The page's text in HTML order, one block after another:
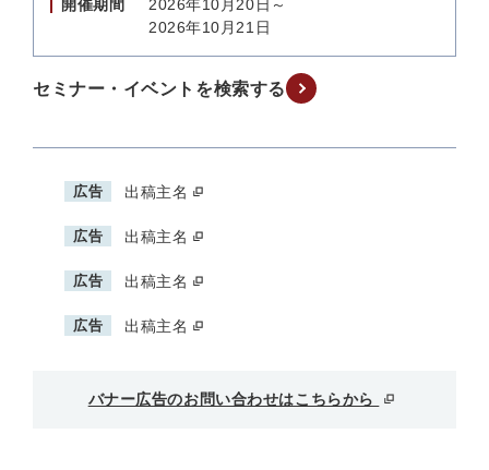
開催期間
2026年10月20日～
2026年10月21日
セミナー・イベントを検索する
広告 出稿主名
広告 出稿主名
広告 出稿主名
広告 出稿主名
バナー広告のお問い合わせはこちらから